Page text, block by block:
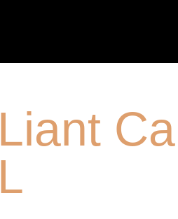
Liant
L